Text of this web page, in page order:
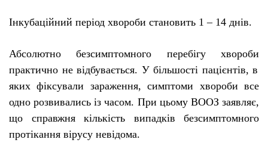
Інкубаційний період хвороби становить 1 – 14 днів.
Абсолютно безсимптомного перебігухвороби
практично не відбувається. У більшості пацієнтів, в
яких фіксували зараження, симптоми хвороби все
одно розвивались із часом. При цьому ВООЗ заявляє,
що справжня кількість випадків безсимптомного
протікання вірусу невідома.